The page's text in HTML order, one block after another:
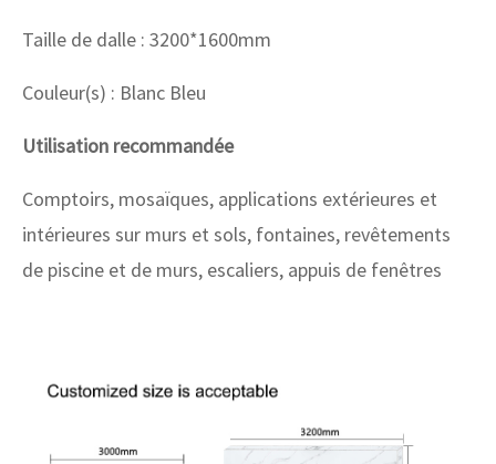
Taille de dalle : 3200*1600mm
Couleur(s) : Blanc Bleu
Utilisation recommandée
Comptoirs, mosaïques, applications extérieures et
intérieures sur murs et sols, fontaines, revêtements
de piscine et de murs, escaliers, appuis de fenêtres